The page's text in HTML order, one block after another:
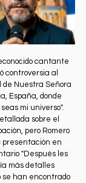
cantante
controversia al
Nuestra Señora
España, donde
mi universo".
sobre el
pero Romero
presentación en
"Después les
más detalles
se han encontrado